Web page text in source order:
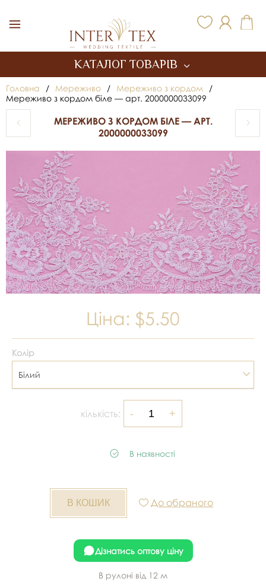
КАТАЛОГ ТОВАРІВ
Головна / Мереживо / Мереживо з кордом
/
Мереживо з кордом біле — арт. 2000000033099
МЕРЕЖИВО З КОРДОМ БІЛЕ — АРТ.
2000000033099
Ціна: $5.50
Колір
Білий
кількість:
В наявності
До обраного
Дізнатись оптову ціну
В рулоні від 12 м